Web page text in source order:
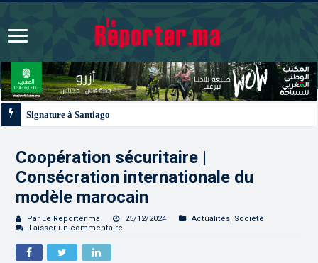
Coopération sécuritaire |
Consécration internationale du
modèle marocain
Par Le Reporter.ma 25/12/2024 Actualités, Société
Laisser un commentaire